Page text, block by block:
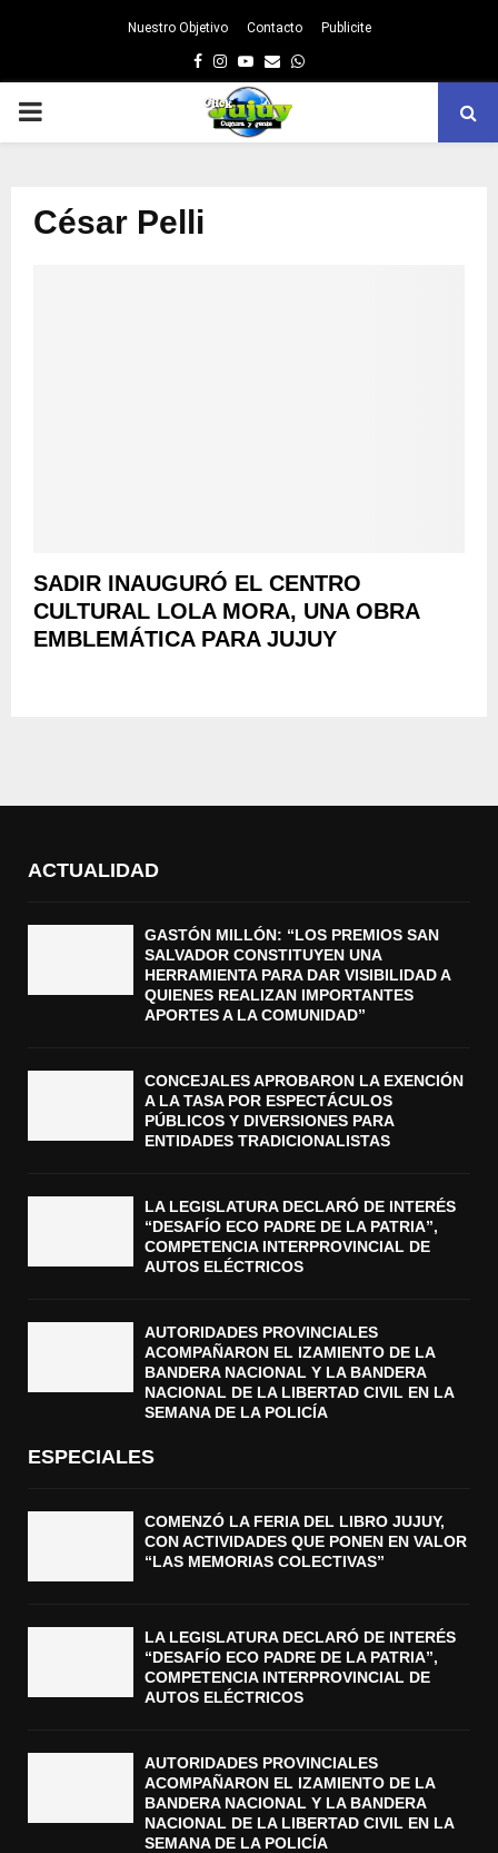
Nuestro Objetivo Contacto Publicite
Facebook
Instagram
Youtube
EmailWhatsapp
PRIMARY
César Pelli
SADIR INAUGURÓ EL CENTRO
CULTURAL LOLA MORA, UNA OBRA
EMBLEMÁTICA PARA JUJUY
ACTUALIDAD
GASTÓN MILLÓN: “LOS PREMIOS SAN
SALVADOR CONSTITUYEN UNA
HERRAMIENTA PARA DAR VISIBILIDAD A
QUIENES REALIZAN IMPORTANTES
APORTES A LA COMUNIDAD”
CONCEJALES APROBARON LA EXENCIÓN
A LA TASA POR ESPECTÁCULOS
PÚBLICOS Y DIVERSIONES PARA
ENTIDADES TRADICIONALISTAS
LA LEGISLATURA DECLARÓ DE INTERÉS
“DESAFÍO ECO PADRE DE LA PATRIA”,
COMPETENCIA INTERPROVINCIAL DE
AUTOS ELÉCTRICOS
AUTORIDADES PROVINCIALES
ACOMPAÑARON EL IZAMIENTO DE LA
BANDERA NACIONAL Y LA BANDERA
NACIONAL DE LA LIBERTAD CIVIL EN LA
SEMANA DE LA POLICÍA
ESPECIALES
COMENZÓ LA FERIA DEL LIBRO JUJUY,
CON ACTIVIDADES QUE PONEN EN VALOR
“LAS MEMORIAS COLECTIVAS”
LA LEGISLATURA DECLARÓ DE INTERÉS
“DESAFÍO ECO PADRE DE LA PATRIA”,
COMPETENCIA INTERPROVINCIAL DE
AUTOS ELÉCTRICOS
AUTORIDADES PROVINCIALES
ACOMPAÑARON EL IZAMIENTO DE LA
BANDERA NACIONAL Y LA BANDERA
NACIONAL DE LA LIBERTAD CIVIL EN LA
SEMANA DE LA POLICÍA